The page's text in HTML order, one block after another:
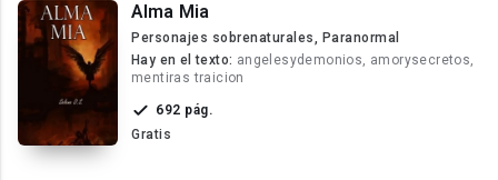
Alma Mia
Personajes sobrenaturales, Paranormal
Hay en el texto: angelesydemonios, amorysecretos,
mentiras traicion
692 pág.
Gratis